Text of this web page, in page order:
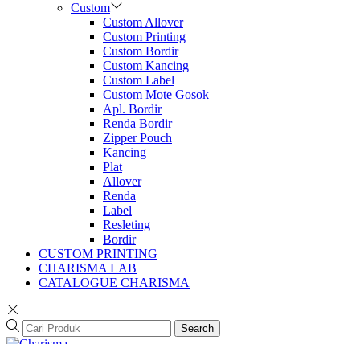
Custom
Custom Allover
Custom Printing
Custom Bordir
Custom Kancing
Custom Label
Custom Mote Gosok
Apl. Bordir
Renda Bordir
Zipper Pouch
Kancing
Plat
Allover
Renda
Label
Resleting
Bordir
CUSTOM PRINTING
CHARISMA LAB
CATALOGUE CHARISMA
Search